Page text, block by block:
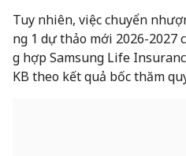
Tuy nhiên, việc chuyển
ng 1 dự thảo mới 2026-
g hợp Samsung Life
KB theo kết quả bốc thăm